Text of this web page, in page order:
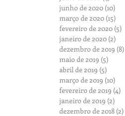
junho de 2020 (10)
março de 2020 (15)
fevereiro de 2020 (5)
janeiro de 2020 (2)
dezembro de 2019 (8)
maio de 2019 (5)
abril de 2019 (5)
março de 2019 (10)
fevereiro de 2019 (4)
janeiro de 2019 (2)
dezembro de 2018 (2)